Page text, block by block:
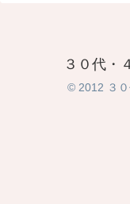
３０代・
© 2012 ３０